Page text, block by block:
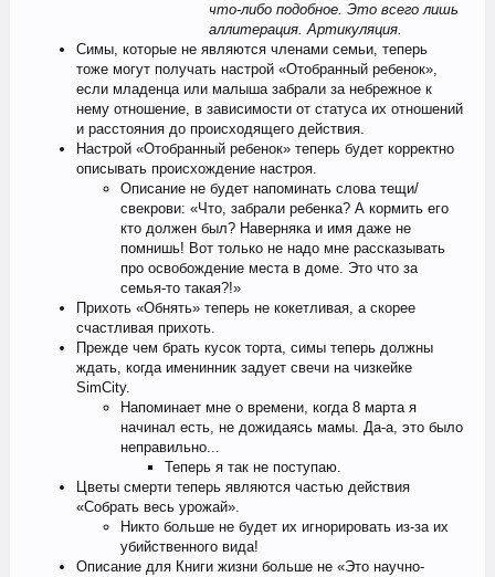
что-либо подобное. Это всего лишь
аллитерация. Артикуляция.
Симы, которые не являются членами семьи, теперь
тоже могут получать настрой «Отобранный ребенок»,
если младенца или малыша забрали за небрежное к
нему отношение, в зависимости от статуса их отношений
и расстояния до происходящего действия.
Настрой «Отобранный ребенок» теперь будет корректно
описывать происхождение настроя.
Описание не будет напоминать слова тещи/
свекрови: «Что, забрали ребенка? А кормить его
кто должен был? Наверняка и имя даже не
помнишь! Вот только не надо мне рассказывать
про освобождение места в доме. Это что за
семья-то такая?!»
Прихоть «Обнять» теперь не кокетливая, а скорее
счастливая прихоть.
Прежде чем брать кусок торта, симы теперь должны
ждать, когда именинник задует свечи на чизкейке
SimCity.
Напоминает мне о времени, когда 8 марта я
начинал есть, не дожидаясь мамы. Да-а, это было
неправильно...
Теперь я так не поступаю.
Цветы смерти теперь являются частью действия
«Собрать весь урожай».
Никто больше не будет их игнорировать из-за их
убийственного вида!
Описание для Книги жизни больше не «Это научно-